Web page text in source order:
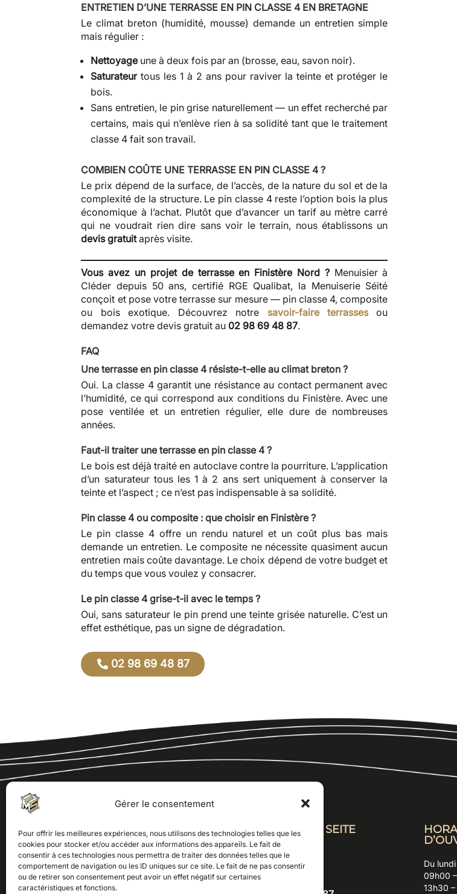
Gérer le consentement
Pour offrir les meilleures expériences, nous utilisons des technologies telles que les
cookies pour stocker et/ou accéder aux informations des appareils. Le fait de
consentir à ces technologies nous permettra de traiter des données telles que le
comportement de navigation ou les ID uniques sur ce site. Le fait de ne pas consentir
ou de retirer son consentement peut avoir un effet négatif sur certaines
caractéristiques et fonctions.
ENTRETIEN D’UNE TERRASSE EN PIN CLASSE 4 EN BRETAGNE
Le climat breton (humidité, mousse) demande un entretien simple
mais régulier :
Nettoyageune à deux fois par an (brosse, eau, savon noir).
Saturateurtous les 1 à 2 ans pour raviver la teinte et protéger le
bois.
Sans entretien, le pin grise naturellement — un effet recherché par
certains, mais qui n’enlève rien à sa solidité tant que le traitement
classe 4 fait son travail.
COMBIEN COÛTE UNE TERRASSE EN PIN CLASSE 4 ?
Le prix dépend de la surface, de l’accès, de la nature du sol et de la
complexité de la structure. Le pin classe 4 reste l’option bois la plus
économique à l’achat. Plutôt que d’avancer un tarif au mètre carré
qui ne voudrait rien dire sans voir le terrain, nous établissons un
devis gratuitaprès visite.
Vous avez un projet de terrasse en Finistère Nord ?Menuisier à
Cléder depuis 50 ans, certifié RGE Qualibat, la Menuiserie Séité
conçoit et pose votre terrasse sur mesure — pin classe 4, composite
ou bois exotique. Découvrez notre savoir-faire terrassesou
demandez votre devis gratuit au 02 98 69 48 87.
FAQ
Une terrasse en pin classe 4 résiste-t-elle au climat breton ?
Oui. La classe 4 garantit une résistance au contact permanent avec
l’humidité, ce qui correspond aux conditions du Finistère. Avec une
pose ventilée et un entretien régulier, elle dure de nombreuses
années.
Faut-il traiter une terrasse en pin classe 4 ?
Le bois est déjà traité en autoclave contre la pourriture. L’application
d’un saturateur tous les 1 à 2 ans sert uniquement à conserver la
teinte et l’aspect ; ce n’est pas indispensable à sa solidité.
Pin classe 4 ou composite : que choisir en Finistère ?
Le pin classe 4 offre un rendu naturel et un coût plus bas mais
demande un entretien. Le composite ne nécessite quasiment aucun
entretien mais coûte davantage. Le choix dépend de votre budget et
du temps que vous voulez y consacrer.
Le pin classe 4 grise-t-il avec le temps ?
Oui, sans saturateur le pin prend une teinte grisée naturelle. C’est un
effet esthétique, pas un signe de dégradation.
02 98 69 48 87
MENUISERIE SEITE
18 ZA de Lanveur
29233 CLEDER
Du
09h00
13h30 –